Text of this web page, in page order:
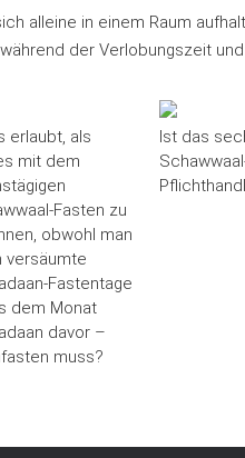
alleine in einem Raum
der Verlobungszeit
erlaubt, als
mit dem
Fasten zu
obwohl man
versäumte
Fastentage
dem Monat
davor –
muss?
Ist das